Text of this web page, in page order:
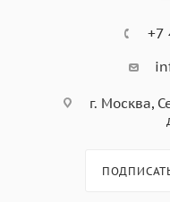
+7
г. Москва,